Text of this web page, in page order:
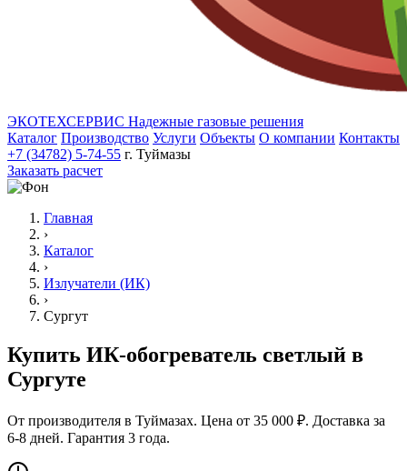
ЭКОТЕХСЕРВИС Надежные газовые решения
Каталог Производство Услуги Объекты О компании Контакты
+7 (34782) 5-74-55 г. Туймазы
Заказать расчет
Главная
›
Каталог
›
Излучатели (ИК)
›
Сургут
Купить ИК-обогреватель светлый в
Сургуте
От производителя в Туймазах. Цена от 35 000 ₽. Доставка за
6-8 дней. Гарантия 3 года.